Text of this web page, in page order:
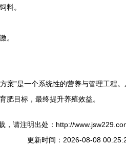
料。
。
案”是一个系统性的营养与管理工程
肥目标，最终提升养殖效益。
，请注明出处：http://
更新时间：2026-08-08